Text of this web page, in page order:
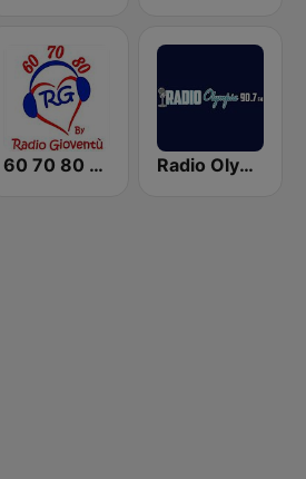
60 70 80 by Radio Gioventù Radio Olympia